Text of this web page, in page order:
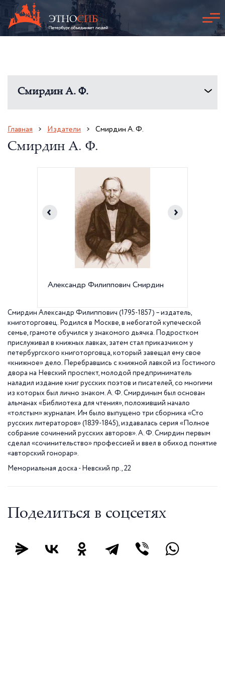
Смирдин А. Ф.
Главная Издатели Смирдин А. Ф.
Смирдин А. Ф.
Александр Филиппович Смирдин
Смирдин Александр Филиппович (1795-1857) – издатель,
книготорговец. Родился в Москве, в небогатой купеческой
семье, грамоте обучился у знакомого дьячка. Подростком
прислуживал в книжных лавках, затем стал приказчиком у
петербургского книготорговца, который завещал ему свое
«книжное» дело. Перебравшись с книжной лавкой из Гостиного
двора на Невский проспект, молодой предприниматель
наладил издание книг русских поэтов и писателей, со многими
из которых был лично знаком. А. Ф. Смирдиным был основан
альманах «Библиотека для чтения», положивший начало
«толстым» журналам. Им было выпущено три сборника «Сто
русских литераторов» (1839-1845), издавалась серия «Полное
собрание сочинений русских авторов». А. Ф. Смирдин первым
сделал «сочинительство» профессией и ввел в обиход понятие
«авторский гонорар».
Мемориальная доска - Невский пр., 22
Поделиться в соцсетях